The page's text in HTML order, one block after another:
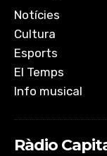
Notícies
Cultura
Esports
El Temps
Info musical
Ràdio